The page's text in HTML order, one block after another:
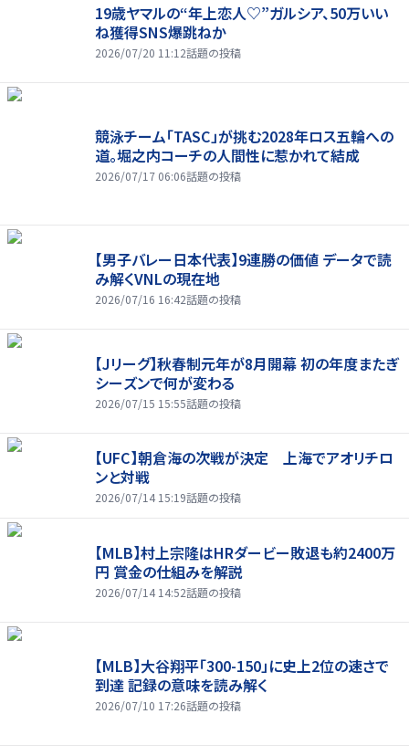
19歳ヤマルの“年上恋人♡”ガルシア、50万いい
ね獲得SNS爆跳ねか
2026/07/20 11:12話題の投稿
競泳チーム「TASC」が挑む2028年ロス五輪への
道。堀之内コーチの人間性に惹かれて結成
2026/07/17 06:06話題の投稿
【男子バレー日本代表】9連勝の価値 データで読
み解くVNLの現在地
2026/07/16 16:42話題の投稿
【Jリーグ】秋春制元年が8月開幕 初の年度またぎ
シーズンで何が変わる
2026/07/15 15:55話題の投稿
【UFC】朝倉海の次戦が決定 上海でアオリチロ
ンと対戦
2026/07/14 15:19話題の投稿
【MLB】村上宗隆はHRダービー敗退も約2400万
円 賞金の仕組みを解説
2026/07/14 14:52話題の投稿
【MLB】大谷翔平「300-150」に史上2位の速さで
到達 記録の意味を読み解く
2026/07/10 17:26話題の投稿